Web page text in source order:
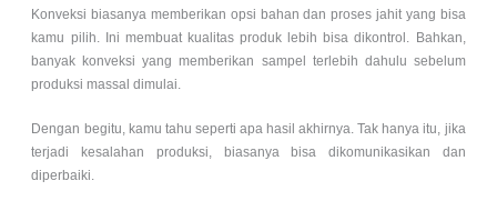
Konveksi biasanya memberikan opsi bahan dan proses jahit yang bisa
kamu pilih. Ini membuat kualitas produk lebih bisa dikontrol. Bahkan,
banyak konveksi yang memberikan sampel terlebih dahulu sebelum
produksi massal dimulai.
Dengan begitu, kamu tahu seperti apa hasil akhirnya. Tak hanya itu, jika
terjadi kesalahan produksi, biasanya bisa dikomunikasikan dan
diperbaiki.